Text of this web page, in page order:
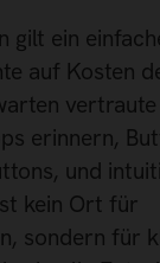
gilt ein
auf Kosten
erinnern,
und
kein Ort für
sondern für